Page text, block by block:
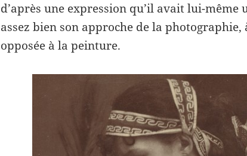
d’après une expression qu’il avait lui-même
assez bien son approche de la
opposée à la peinture.